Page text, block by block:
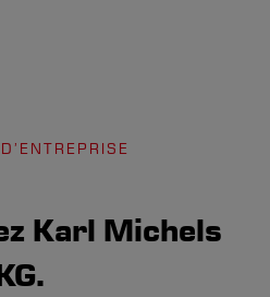
Karl Michels